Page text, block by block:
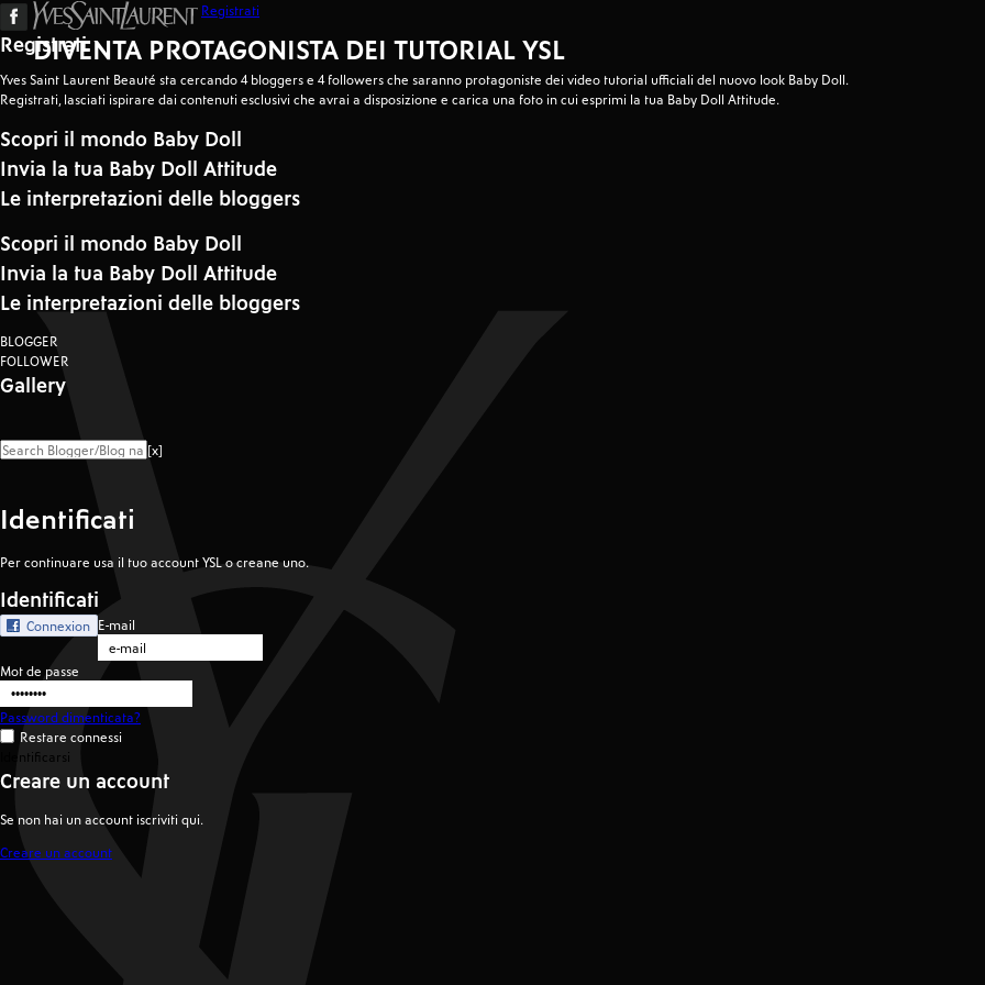
Facebook
Registrati
Registrati
DIVENTA PROTAGONISTA DEI TUTORIAL YSL
Yves Saint Laurent Beauté sta cercando 4 bloggers e 4 followers che saranno protagoniste dei video tutorial ufficiali del nuovo look Baby Doll.
Registrati, lasciati ispirare dai contenuti esclusivi che avrai a disposizione e carica una foto in cui esprimi la tua Baby Doll Attitude.
Scopri il mondo Baby Doll
Invia la tua Baby Doll Attitude
Le interpretazioni delle bloggers
Scopri il mondo Baby Doll
Invia la tua Baby Doll Attitude
Le interpretazioni delle bloggers
BLOGGER
FOLLOWER
Gallery
[x]
Identificati
Per continuare usa il tuo account YSL o creane uno.
Identificati
Connexion E-mail
Mot de passe
Password dimenticata?
Restare connessi
Identificarsi
Creare un account
Se non hai un account iscriviti qui.
Creare un account